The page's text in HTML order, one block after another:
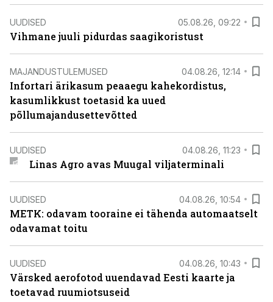
UUDISED 05.08.26, 09:22
Vihmane juuli pidurdas saagikoristust
MAJANDUSTULEMUSED 04.08.26, 12:14
Infortari ärikasum peaaegu kahekordistus,
kasumlikkust toetasid ka uued
põllumajandusettevõtted
UUDISED 04.08.26, 11:23
Linas Agro avas Muugal viljaterminali
UUDISED 04.08.26, 10:54
METK: odavam tooraine ei tähenda automaatselt
odavamat toitu
UUDISED 04.08.26, 10:43
Värsked aerofotod uuendavad Eesti kaarte ja
toetavad ruumiotsuseid